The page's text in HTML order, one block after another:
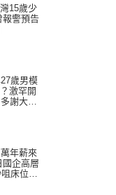
15歲少
報警預告
歲男模
激罕開
謝大家
年薪來
企高層
床位｜